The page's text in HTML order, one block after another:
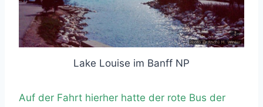
Lake Louise im Banff NP
Auf der Fahrt hierher hatte der rote Bus der